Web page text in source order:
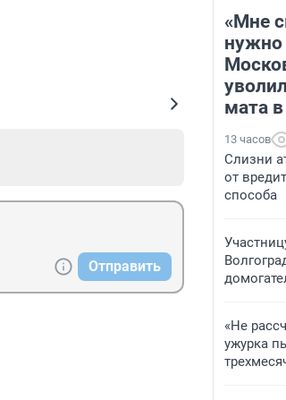
Отправить
«Мне
нужно
мата
13 часов
Слизни
от
способа
«Не
ужурка